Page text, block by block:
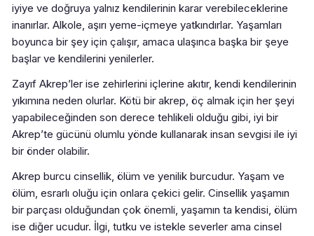
iyiye ve doğruya yalnız kendilerinin karar verebileceklerine
inanırlar. Alkole, aşırı yeme-içmeye yatkındırlar. Yaşamları
boyunca bir şey için çalışır, amaca ulaşınca başka bir şeye
başlar ve kendilerini yenilerler.
Zayıf Akrep’ler ise zehirlerini içlerine akıtır, kendi kendilerinin
yıkımına neden olurlar. Kötü bir akrep, öç almak için her şeyi
yapabileceğinden son derece tehlikeli olduğu gibi, iyi bir
Akrep’te gücünü olumlu yönde kullanarak insan sevgisi ile iyi
bir önder olabilir.
Akrep burcu cinsellik, ölüm ve yenilik burcudur. Yaşam ve
ölüm, esrarlı oluğu için onlara çekici gelir. Cinsellik yaşamın
bir parçası olduğundan çok önemli, yaşamın ta kendisi, ölüm
ise diğer ucudur. İlgi, tutku ve istekle severler ama cinsel